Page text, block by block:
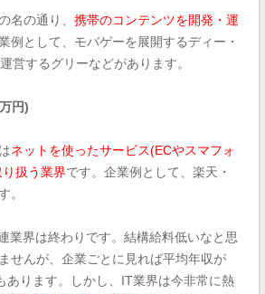
名の通り、 携帯のコンテンツを開発・運
例として、モバゲーを展開するディー・
営するグリーなどがあります。
円)
ネットを使ったサービス(ECやスマフォ
扱う業界です。企業例として、楽天・
。
業界は終わりです。結構給料低いなと思
せんが、企業ごとに見れば平均年収が
あります。しかし、IT業界は今非常に熱